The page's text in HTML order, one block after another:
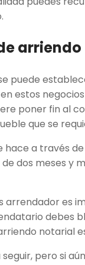
puede
estos
poner fin al
que se
hace a través
dos meses y
arrendador es
debes
notarial
pero si